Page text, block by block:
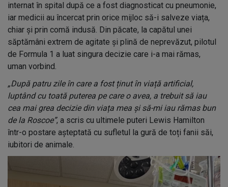
internat în spital după ce a fost diagnosticat cu pneumonie,
iar medicii au încercat prin orice mijloc să-i salveze viața,
chiar și prin comă indusă. Din păcate, la capătul unei
săptămâni extrem de agitate și plină de neprevăzut, pilotul
de Formula 1 a luat singura decizie care i-a mai rămas,
uman vorbind.
„După patru zile în care a fost ținut în viață artificial,
luptând cu toată puterea pe care o avea, a trebuit să iau
cea mai grea decizie din viața mea și să-mi iau rămas bun
de la Roscoe”, a scris cu ultimele puteri Lewis Hamilton
într-o postare așteptată cu sufletul la gură de toți fanii săi,
iubitori de animale.